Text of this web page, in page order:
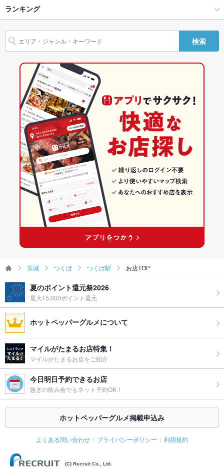
Wi-Fi
バリアフリ
ー
なし
駐車場 あり ：専用駐車場完備
TV・プロジ
あり
その他設備
※御不明点などございましたら、お気軽に店舗までお問い合わせ
ください！
その他
飲み放題 なし
食べ放題 なし ：一品一品心を込めて提供致します
カクテル充実、ワイン充実
お子様連れ歓迎 ：ご家族皆様でのご来店をお待ちしております!
グパーティ
二次会も承りますのでご予算・内容等お気軽にお問い合わせ
お祝い・サ
プライズ対
応
ライブショ
ー
あり
備考
おいしいお料理とおいしいお酒、居心地の良い空間をご用意し
てお待ちしております
つくば × イタリアン・フレンチ
つくば × イタリアン
つくば × パスタ・ピザ
つくば駅 × イタリアン・フレンチ
つくば駅 × イタリアン
つくば駅 × パスタ・ピザ
つくば駅 × イタリアン
つくば駅 × パスタ・ピザ
茨城
茨城 × イタリアン・フレンチ
茨城 × イタリアン
茨城 × パスタ・ピザ
つくば駅
土浦駅
パテ パスタ
ランキング
茨城のグルメランキング
茨城のイタリアン・フレンチランキング
茨城のイタリアンランキング
つくばのグルメランキング
つくばのイタリアン・フレンチランキング
つくばのイタリアンランキング
つくば駅のグルメランキング
つくば駅のイタリアン・フレンチランキング
つくば駅のイタリアンランキング
検索
茨城 つくば つくば駅 お店TOP
夏のポイント還元祭2026
最大15,000ポイント還元
ホットペッパーグルメについて
マイルがたまるお店特集！
マイルがたまるお店をご紹介
今日明日予約できるお店
急ぎの飲み会でもネット予約OK！
ホットペッパーグルメ掲載申込み
よくある問い合わせ プライバシーポリシー 利用規約
(C) Recruit Co., Ltd.